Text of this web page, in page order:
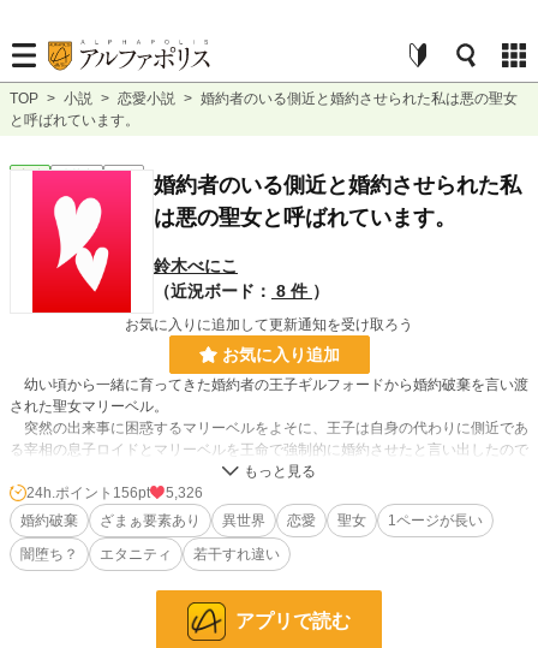
TOP > 小説 > 恋愛小説 > 婚約者のいる側近と婚約させられた私は悪の聖女
と呼ばれています。
恋愛 連載中 長編
婚約者のいる側近と婚約させられた私
は悪の聖女と呼ばれています。
鈴木べにこ
（近況ボード： 8 件 ）
お気に入りに追加して更新通知を受け取ろう
お気に入り追加
幼い頃から一緒に育ってきた婚約者の王子ギルフォードから婚約破棄を言い渡
された聖女マリーベル。
突然の出来事に困惑するマリーベルをよそに、王子は自身の代わりに側近であ
る宰相の息子ロイドとマリーベルを王命で強制的に婚約させたと言い出したので
ロイドに愛する婚約者がいるの事を知っていたマリーベルはギルフォードに王
命を取り下げるように訴えるが聞いてもらえず・・・。
気分転換もかねて、他の作品と同時連載をしています。
【書庫の幽霊王妃は、貴方を愛することができない。】
24h.ポイント 156pt
5,326
婚約破棄
ざまぁ要素あり 異世界 恋愛 聖女
1ページが長い
闇堕ち？
エタニティ 若干すれ違い
アプリで読む